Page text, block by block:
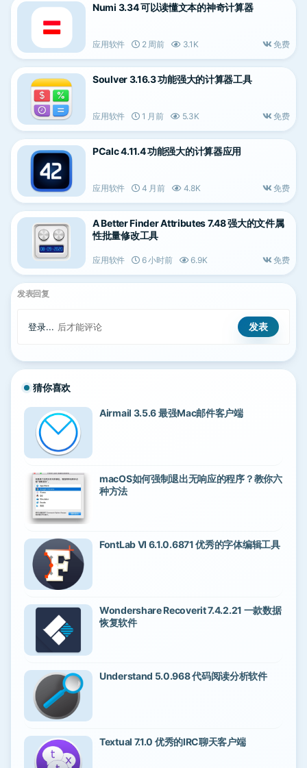
Numi 3.34 可以读懂文本的神奇计算器
应用软件 2 周前 3.1K 免费
Soulver 3.16.3 功能强大的计算器工具
应用软件 1 月前 5.3K 免费
PCalc 4.11.4 功能强大的计算器应用
应用软件 4 月前 4.8K 免费
A Better Finder Attributes 7.48 强大的文件属
性批量修改工具
应用软件 6 小时前 6.9K 免费
发表回复
登录... 后才能评论
猜你喜欢
Airmail 3.5.6 最强Mac邮件客户端
macOS如何强制退出无响应的程序？教你六
种方法
FontLab VI 6.1.0.6871 优秀的字体编辑工具
Wondershare Recoverit 7.4.2.21 一款数据
恢复软件
Understand 5.0.968 代码阅读分析软件
Textual 7.1.0 优秀的IRC聊天客户端